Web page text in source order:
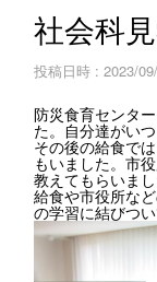
社会科
投稿日時 : 2023/
防災食育センタ
た。自分達がい
その後の給食で
もいました。市
教えてもらいま
給食や市役所な
の学習に結びつ